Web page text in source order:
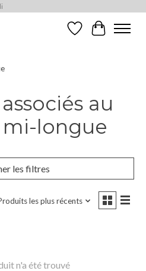
Liste de souhaits
Panier
au
longue
les filtres
les plus récents
n'a été trouvé